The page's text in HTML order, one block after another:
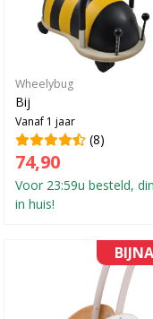
Wheelybug
Bij
Vanaf 1 jaar
(8)
74,90
Voor 23:59u besteld,
in huis!